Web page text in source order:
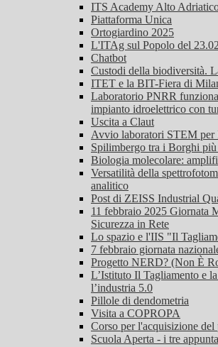
ITS Academy Alto
Piattaforma Unica
Ortogiardino 2025
L'ITAg sul Popolo del
Chatbot
Custodi della biodiversità.
ITET e la BIT-Fiera di
Laboratorio PNRR
impianto idroelettrico con
Uscita a Claut
Avvio laboratori STEM
Spilimbergo tra i Borghi
Biologia molecolare:
Versatilità della
analitico
Post di ZEISS Industrial
11 febbraio 2025 Giornata
Sicurezza in Rete
Lo spazio e l'IIS "Il
7 febbraio giornata
Progetto NERD? (Non È
L’Istituto Il Tagliamento e
l’industria 5.0
Pillole di dendometria
Visita a COPROPA
Corso per l'acquisizione
Scuola Aperta - i tre